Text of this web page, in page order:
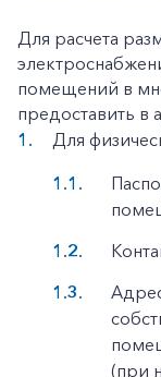
Для расчета
помещений в
предоставить в
Для
(при